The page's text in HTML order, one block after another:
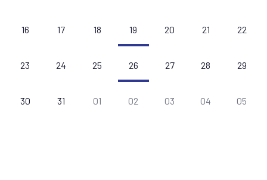
16 17 18 19 20 21 22
23 24 25 26 27 28 29
30 31 01 02 03 04 05